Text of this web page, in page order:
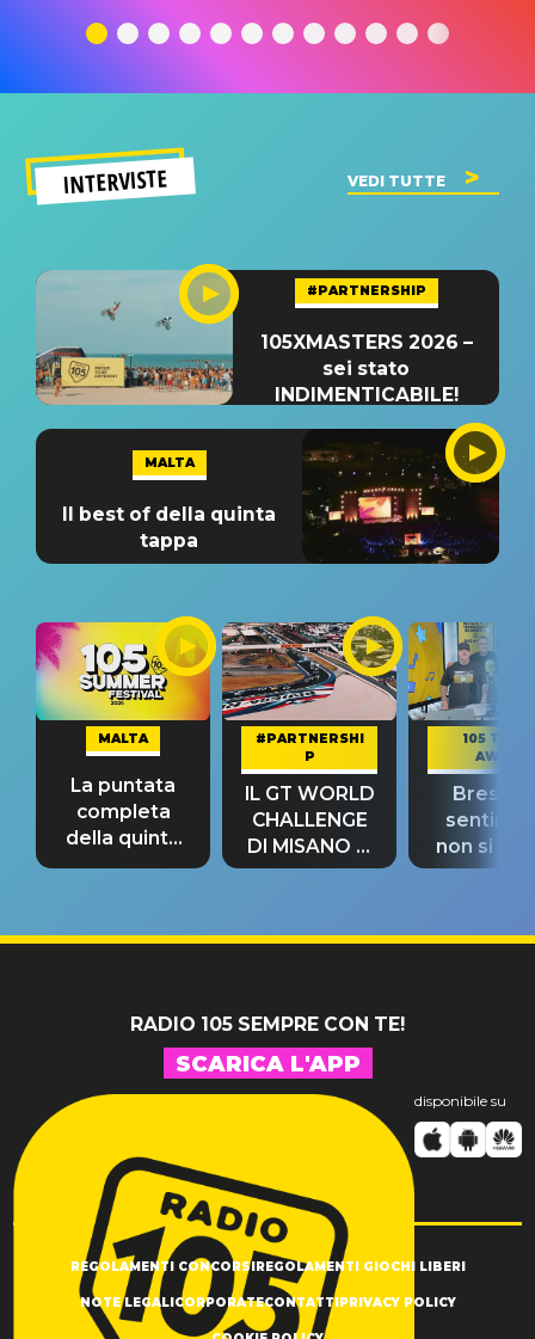
significato
del singolo
INTERVISTE VEDI TUTTE
#PARTNERSHIP
105XMASTERS 2026 –
sei stato
INDIMENTICABILE!
MALTA
Il best of della quinta
tappa
MALTA
La puntata
completa
della quinta
tappa
#PARTNERSHI
P
IL GT WORLD
CHALLENGE
DI MISANO si
riconferma
105 TAKE
AWAY
Bresh:
non si
fino alla
RADIO 105 SEMPRE CON TE!
SCARICA L'APP
disponibile su
REGOLAMENTI CONCORSIREGOLAMENTI GIOCHI LIBERI
NOTE LEGALICORPORATECONTATTIPRIVACY POLICY